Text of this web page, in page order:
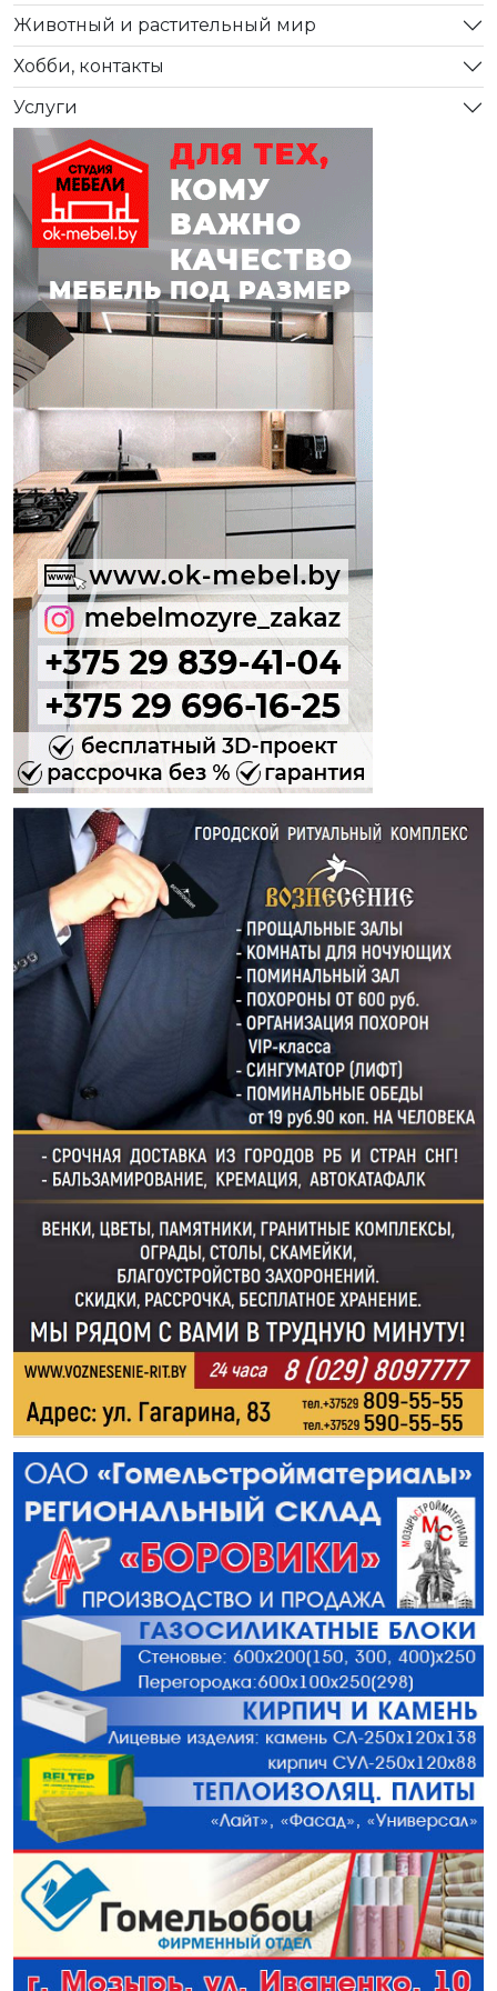
Животный и растительный мир
Хобби, контакты
Услуги